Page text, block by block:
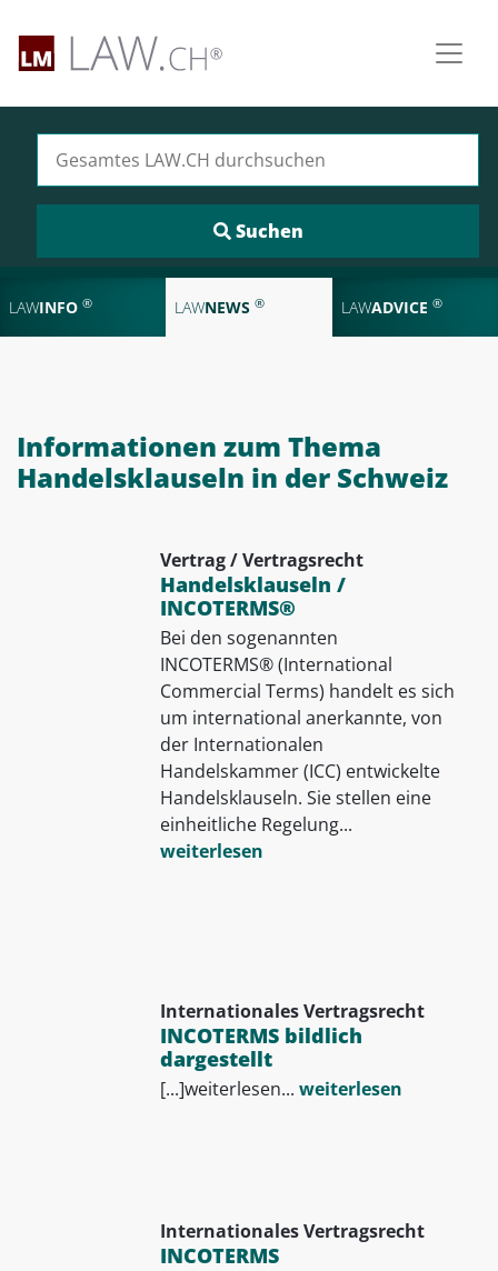
LAWINFO ® LAWNEWS ® LAWADVICE ®
Informationen zum Thema
Handelsklauseln in der Schweiz
Vertrag / Vertragsrecht
Handelsklauseln /
INCOTERMS®
Bei den sogenannten
INCOTERMS® (International
Commercial Terms) handelt es sich
um international anerkannte, von
der Internationalen
Handelskammer (ICC) entwickelte
Handelsklauseln. Sie stellen eine
einheitliche Regelung...
weiterlesen
Internationales Vertragsrecht
INCOTERMS bildlich
dargestellt
[...]weiterlesen... weiterlesen
Internationales Vertragsrecht
INCOTERMS